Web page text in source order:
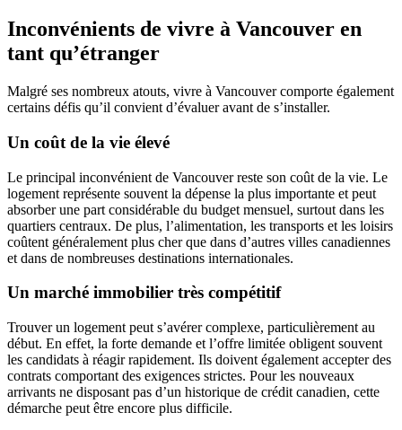
Inconvénients de vivre à Vancouver en
tant qu’étranger
Malgré ses nombreux atouts, vivre à Vancouver comporte également
certains défis qu’il convient d’évaluer avant de s’installer.
Un coût de la vie élevé
Le principal inconvénient de Vancouver reste son coût de la vie. Le
logement représente souvent la dépense la plus importante et peut
absorber une part considérable du budget mensuel, surtout dans les
quartiers centraux. De plus, l’alimentation, les transports et les loisirs
coûtent généralement plus cher que dans d’autres villes canadiennes
et dans de nombreuses destinations internationales.
Un marché immobilier très compétitif
Trouver un logement peut s’avérer complexe, particulièrement au
début. En effet, la forte demande et l’offre limitée obligent souvent
les candidats à réagir rapidement. Ils doivent également accepter des
contrats comportant des exigences strictes. Pour les nouveaux
arrivants ne disposant pas d’un historique de crédit canadien, cette
démarche peut être encore plus difficile.